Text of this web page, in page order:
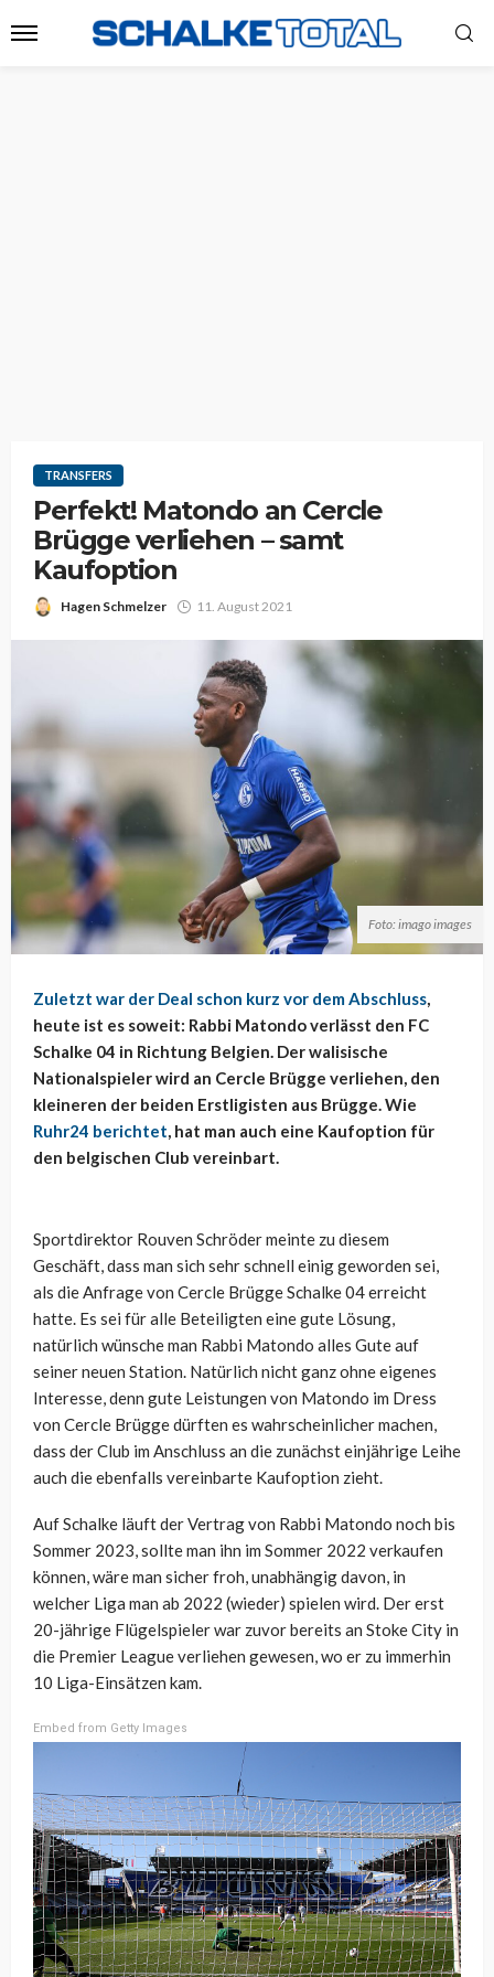
TRANSFERS
Perfekt! Matondo an Cercle
Brügge verliehen – samt
Kaufoption
Hagen Schmelzer 11. August 2021
Foto: imago images
Zuletzt war der Deal schon kurz vor dem Abschluss,
heute ist es soweit: Rabbi Matondo verlässt den FC
Schalke 04 in Richtung Belgien. Der walisische
Nationalspieler wird an Cercle Brügge verliehen, den
kleineren der beiden Erstligisten aus Brügge. Wie
Ruhr24 berichtet, hat man auch eine Kaufoption für
den belgischen Club vereinbart.
Sportdirektor Rouven Schröder meinte zu diesem
Geschäft, dass man sich sehr schnell einig geworden sei,
als die Anfrage von Cercle Brügge Schalke 04 erreicht
hatte. Es sei für alle Beteiligten eine gute Lösung,
natürlich wünsche man Rabbi Matondo alles Gute auf
seiner neuen Station. Natürlich nicht ganz ohne eigenes
Interesse, denn gute Leistungen von Matondo im Dress
von Cercle Brügge dürften es wahrscheinlicher machen,
dass der Club im Anschluss an die zunächst einjährige Leihe
auch die ebenfalls vereinbarte Kaufoption zieht.
Auf Schalke läuft der Vertrag von Rabbi Matondo noch bis
Sommer 2023, sollte man ihn im Sommer 2022 verkaufen
können, wäre man sicher froh, unabhängig davon, in
welcher Liga man ab 2022 (wieder) spielen wird. Der erst
20-jährige Flügelspieler war zuvor bereits an Stoke City in
die Premier League verliehen gewesen, wo er zu immerhin
10 Liga-Einsätzen kam.
Embed from Getty Images